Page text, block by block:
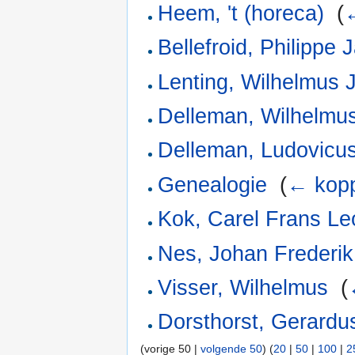
Heem, 't (horeca) (
Bellefroid, Philippe
Lenting, Wilhelmus
Delleman,
Delleman,
Genealogie (←
Kok, Carel Frans
Nes, Johan
Visser, Wilhelmus (
Dorsthorst,
(vorige 50 | volgende 50) (20 | 50 | 100 |